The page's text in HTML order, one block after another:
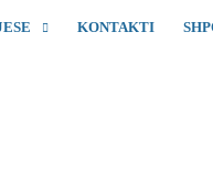
KONTAKTI